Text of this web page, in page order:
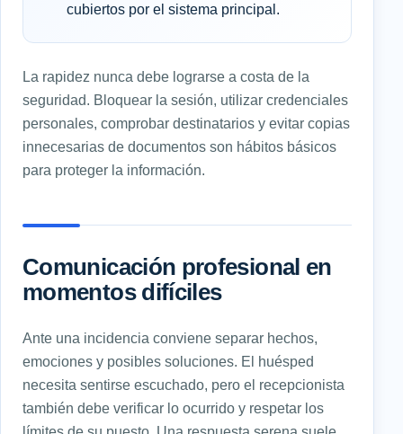
cubiertos por el sistema principal.
La rapidez nunca debe lograrse a costa de la
seguridad. Bloquear la sesión, utilizar credenciales
personales, comprobar destinatarios y evitar copias
innecesarias de documentos son hábitos básicos
para proteger la información.
Comunicación profesional en
momentos difíciles
Ante una incidencia conviene separar hechos,
emociones y posibles soluciones. El huésped
necesita sentirse escuchado, pero el recepcionista
también debe verificar lo ocurrido y respetar los